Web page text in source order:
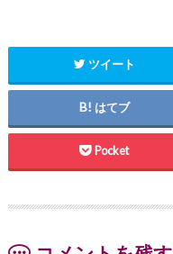
ツイート
はてブ
Pocket